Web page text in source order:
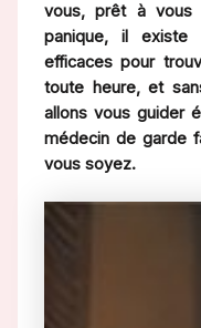
vous, prêt à vous
panique, il existe
efficaces pour
toute heure, et
allons vous guider
médecin de garde
vous soyez.